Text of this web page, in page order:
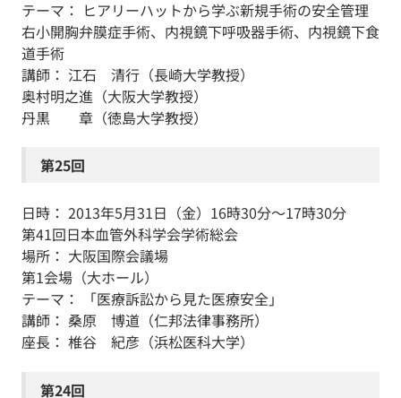
テーマ： ヒアリーハットから学ぶ新規手術の安全管理
右小開胸弁膜症手術、内視鏡下呼吸器手術、内視鏡下食
道手術
講師： 江石 清行（長崎大学教授）
奥村明之進（大阪大学教授）
丹黒 章（徳島大学教授）
第25回
日時： 2013年5月31日（金）16時30分～17時30分
第41回日本血管外科学会学術総会
場所： 大阪国際会議場
第1会場（大ホール）
テーマ： 「医療訴訟から見た医療安全」
講師： 桑原 博道（仁邦法律事務所）
座長： 椎谷 紀彦（浜松医科大学）
第24回